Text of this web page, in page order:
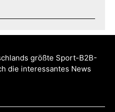
größte Sport-B2B-
die interessantes News